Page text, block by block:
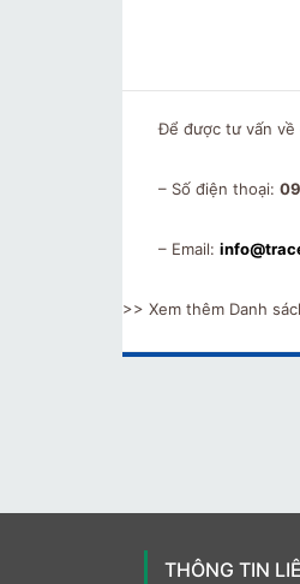
Để được tư vấn về
– Số điện thoại:
– Email:
>> Xem thêm Danh
THÔNG TIN